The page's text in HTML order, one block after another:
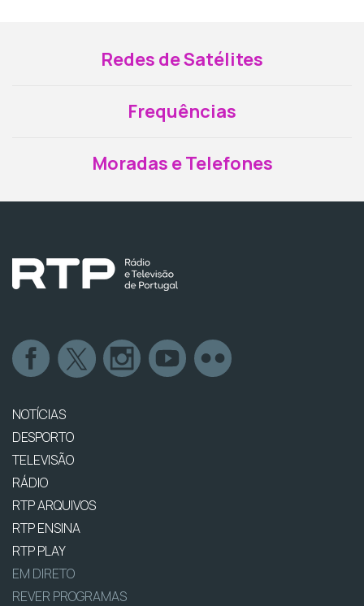
Redes de Satélites
Frequências
Moradas e Telefones
NOTÍCIAS
DESPORTO
TELEVISÃO
RÁDIO
RTP ARQUIVOS
RTP ENSINA
RTP PLAY
EM DIRETO
REVER PROGRAMAS